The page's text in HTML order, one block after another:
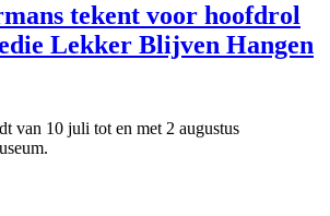
tekent voor hoofdrol
Lekker Blijven Hangen
van 10 juli tot en met 2 augustus